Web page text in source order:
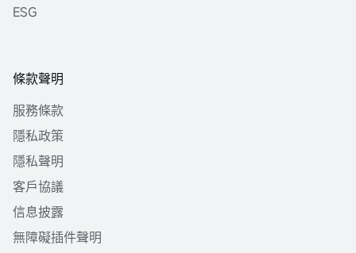
ESG
條款聲明
服務條款
隱私政策
隱私聲明
客戶協議
信息披露
無障礙插件聲明